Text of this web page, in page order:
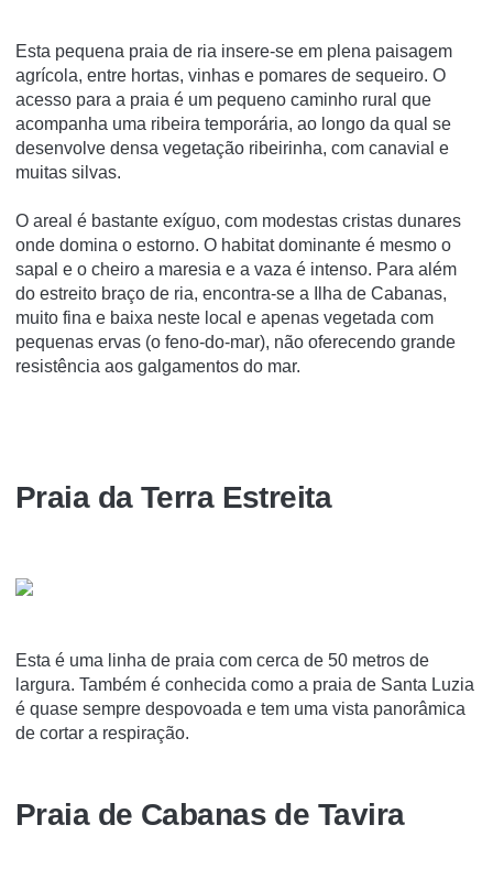
Esta pequena praia de ria insere-se em plena paisagem
agrícola, entre hortas, vinhas e pomares de sequeiro. O
acesso para a praia é um pequeno caminho rural que
acompanha uma ribeira temporária, ao longo da qual se
desenvolve densa vegetação ribeirinha, com canavial e
muitas silvas.
O areal é bastante exíguo, com modestas cristas dunares
onde domina o estorno. O habitat dominante é mesmo o
sapal e o cheiro a maresia e a vaza é intenso. Para além
do estreito braço de ria, encontra-se a Ilha de Cabanas,
muito fina e baixa neste local e apenas vegetada com
pequenas ervas (o feno-do-mar), não oferecendo grande
resistência aos galgamentos do mar.
Praia da Terra Estreita
Esta é uma linha de praia com cerca de 50 metros de
largura. Também é conhecida como a praia de Santa Luzia
é quase sempre despovoada e tem uma vista panorâmica
de cortar a respiração.
Praia de Cabanas de Tavira